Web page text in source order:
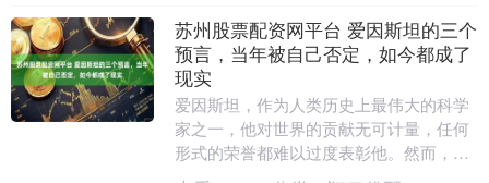
苏州股票配资网平台 爱因斯坦的三个
预言，当年被自己否定，如今都成了
现实
爱因斯坦，作为人类历史上最伟大的科学
家之一，他对世界的贡献无可计量，任何
形式的荣誉都难以过度表彰他。然而，尽
管他在科学领域的成就堪称伟大，但他也